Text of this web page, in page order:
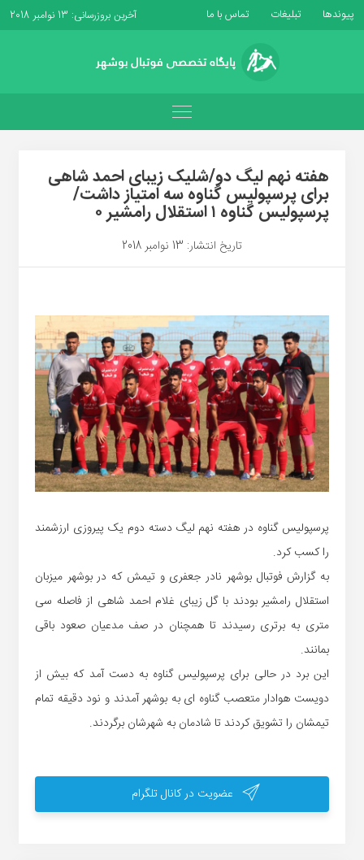
پیوندها تبلیغات تماس با ما آخرین بروزرسانی: 13 نوامبر 2018
هفته نهم لیگ دو/شلیک زیبای احمد شاهی
برای پرسپولیس گناوه سه امتیاز داشت/
پرسپولیس گناوه ۱ استقلال رامشیر ۰
تاریخ انتشار: 13 نوامبر 2018
پرسپولیس گناوه در هفته نهم لیگ دسته دوم یک پیروزی ارزشمند
را کسب کرد.
به گزارش فوتبال بوشهر نادر جعفری و‌ تیمش که در بوشهر میزبان
استقلال رامشیر بودند با گل زیبای غلام احمد شاهی از فاصله سی
متری به برتری رسیدند تا همچنان در صف مدعیان صعود باقی
بمانند.
این برد در حالی برای پرسپولیس گناوه به دست آمد که بیش از
دویست هوادار متعصب گناوه ای به بوشهر آمدند و نود دقیقه تمام
تیمشان را تشویق کردند تا شادمان به شهرشان برگردند.
عضویت در کانال تلگرام